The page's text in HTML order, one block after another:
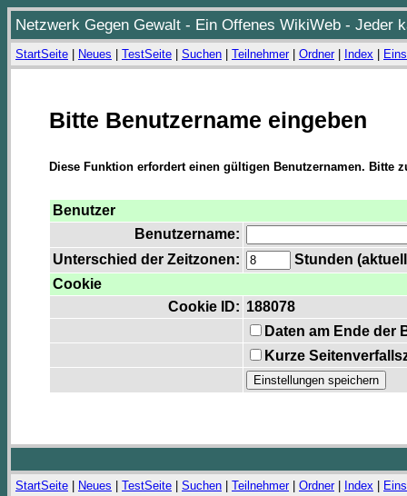
Netzwerk Gegen Gewalt - Ein Offenes WikiWeb - Jeder
StartSeite Neues TestSeite Suchen Teilnehmer| Ordner| Index
Bitte Benutzername eingeben
Diese Funktion erfordert einen gültigen Benutzernamen. Bitte
Benutzer
Benutzername:
Unterschied der Zeitzonen:
Stunden
Cookie
Cookie ID: 188078
Daten am Ende der
Kurze
StartSeite Neues TestSeite Suchen Teilnehmer| Ordner| Index